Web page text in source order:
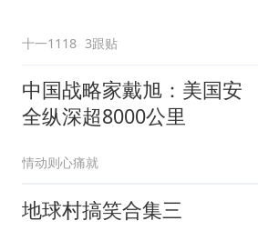
十一1118 3跟贴
中国战略家戴旭：美国安
全纵深超8000公里
情动则心痛就
地球村搞笑合集三